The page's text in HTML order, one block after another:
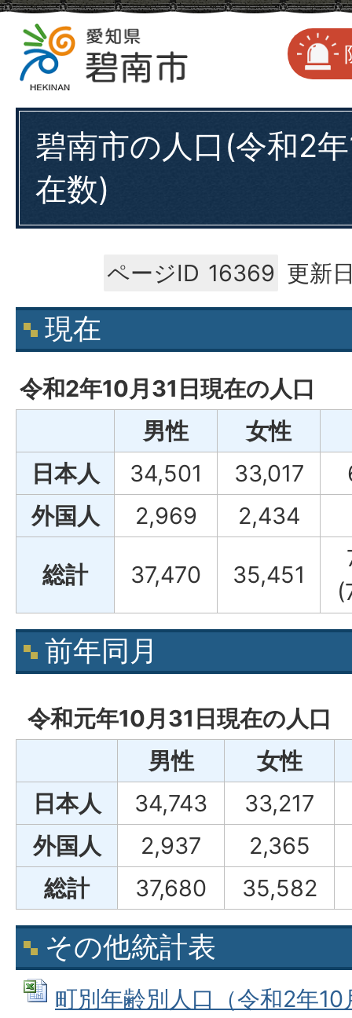
碧南市の人口(令和2
在数)
ページID 16369 更新
現在
令和2年10月31日現在の人口
男性
女性
日本人
34,501 33,017
外国人
2,969 2,434
総計 37,470 35,451
前年同月
令和元年10月31日現在の人口
男性
女性
日本人
34,743
33,217
外国人
2,937
2,365
総計
37,680 35,582
その他統計表
町別年齢別人口（令和2年10